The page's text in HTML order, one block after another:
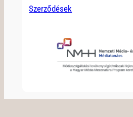
Szerződések